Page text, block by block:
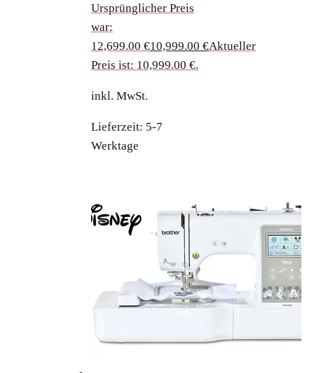
Ursprünglicher Preis
war:
12,699.00 €10,999.00 €Aktueller
Preis ist: 10,999.00 €.
inkl. MwSt.
Lieferzeit: 5-7
Werktage